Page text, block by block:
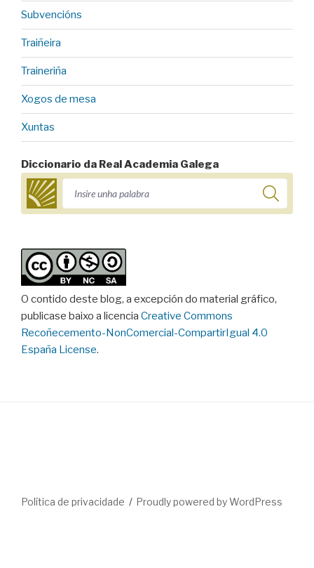
Subvencións
Traiñeira
Traineriña
Xogos de mesa
Xuntas
Diccionario da Real Academia Galega
O contido deste blog, a excepción do material gráfico,
publicase baixo a licencia Creative Commons
Recoñecemento-NonComercial-CompartirIgual 4.0
España License.
Política de privacidade Proudly powered by WordPress